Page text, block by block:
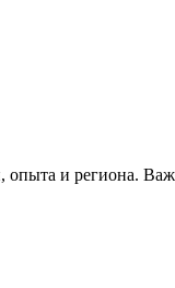
опыта и региона.